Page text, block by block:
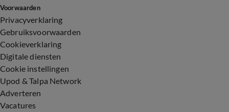
Voorwaarden
Privacyverklaring
Gebruiksvoorwaarden
Cookieverklaring
Digitale diensten
Cookie instellingen
Upod & Talpa Network
Adverteren
Vacatures